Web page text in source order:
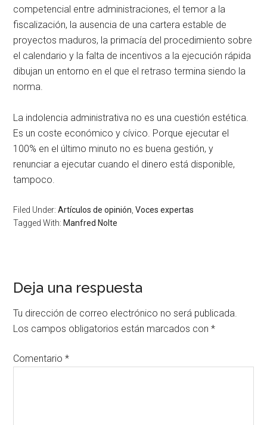
competencial entre administraciones, el temor a la
fiscalización, la ausencia de una cartera estable de
proyectos maduros, la primacía del procedimiento sobre
el calendario y la falta de incentivos a la ejecución rápida
dibujan un entorno en el que el retraso termina siendo la
norma.
La indolencia administrativa no es una cuestión estética.
Es un coste económico y cívico. Porque ejecutar el
100% en el último minuto no es buena gestión, y
renunciar a ejecutar cuando el dinero está disponible,
tampoco.
Filed Under:Artículos de opinión ,Voces expertas
Tagged With: Manfred Nolte
Deja una respuesta
Tu dirección de correo electrónico no será publicada.
Los campos obligatorios están marcados con*
Comentario*